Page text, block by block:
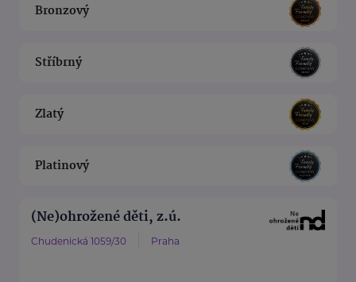
Bronzový
Stříbrný
Zlatý
Platinový
(Ne)ohrožené děti, z.ú.
Chudenická 1059/30 Praha